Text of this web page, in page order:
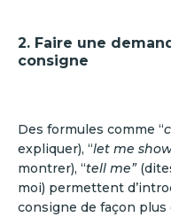
2. Faire une
consigne
Des formules comme “
expliquer), “let me
montrer), “tell me”
moi) permettent
consigne de façon plus